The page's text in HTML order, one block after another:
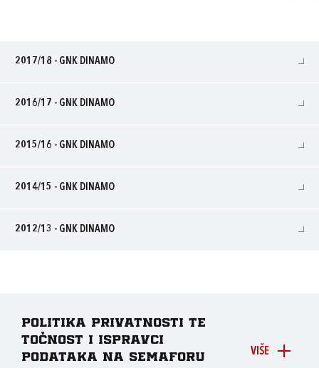
2017/18 - GNK DINAMO
2016/17 - GNK DINAMO
2015/16 - GNK DINAMO
2014/15 - GNK DINAMO
2012/13 - GNK DINAMO
VIŠE
Politika privatnosti te
točnost i ispravci
podataka na Semaforu